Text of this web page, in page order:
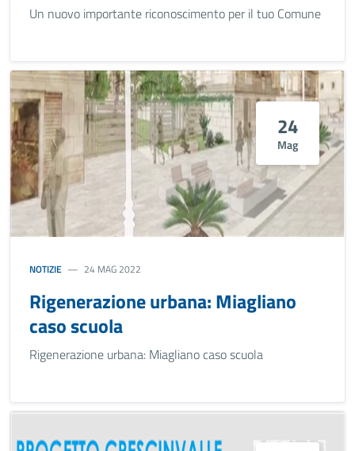
Un nuovo importante riconoscimento per il tuo Comune
24
Mag
NOTIZIE 24 MAG 2022
Rigenerazione urbana: Miagliano
caso scuola
Rigenerazione urbana: Miagliano caso scuola